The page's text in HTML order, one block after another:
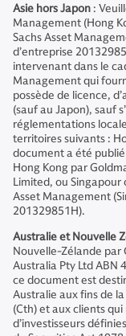
Asie hors Japon :
Management (Hong
Sachs Asset
d’entreprise
intervenant dans le
Management qui
possède de licence,
(sauf au Japon), sauf
réglementations
territoires suivants :
document a été
Hong Kong par
Limited, ou Singapour
Asset Management
201329851H).
Australie et Nouvelle
Nouvelle-Zélande par
Australia Pty Ltd ABN
ce document est
Australie aux fins de
(Cth) et aux clients
d’investisseurs